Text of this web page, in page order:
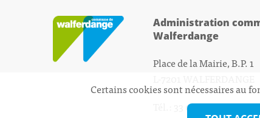
Administration
Walferdange
Place de la Mairie, B.P. 1
Tél.: 33 01 44 - 1
Certains cookies sont nécessaires au